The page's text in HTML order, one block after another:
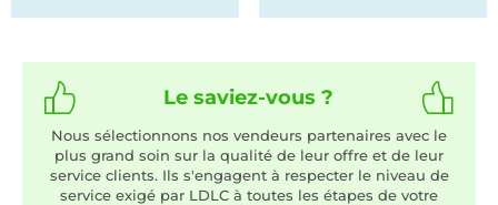
Le saviez-vous ?
Nous sélectionnons nos vendeurs partenaires avec le
plus grand soin sur la qualité de leur offre et de leur
service clients. Ils s'engagent à respecter le niveau de
service exigé par LDLC à toutes les étapes de votre